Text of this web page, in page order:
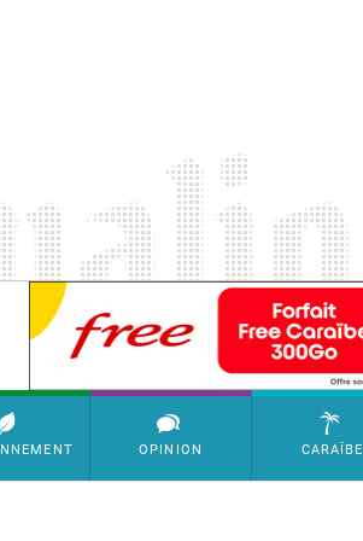
SimpleAds Block Bannière
OPINION CARAÏBE